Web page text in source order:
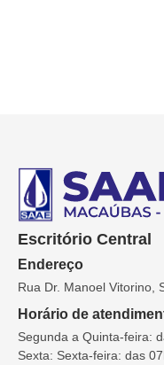
Escritório Central
Endereço
Rua Dr. Manoel Vitorino,
Horário de
Segunda a Quinta-feira:
Sexta: Sexta-feira: das